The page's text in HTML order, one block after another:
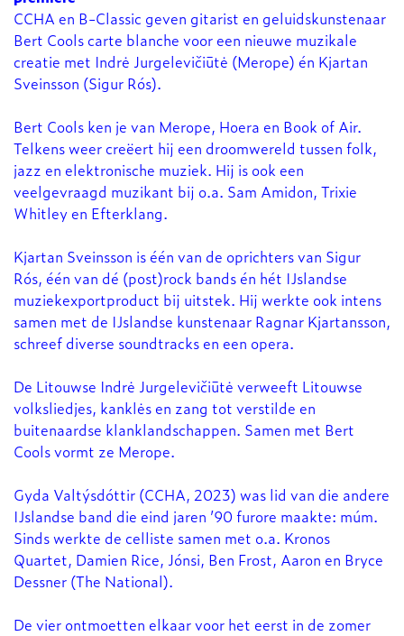
CCHA en B-Classic geven gitarist en geluidskunstenaar
Bert Cools carte blanche voor een nieuwe muzikale
creatie met Indrė Jurgelevičiūtė (Merope) én Kjartan
Sveinsson (Sigur Rós).
Bert Cools ken je van Merope, Hoera en Book of Air.
Telkens weer creëert hij een droomwereld tussen folk,
jazz en elektronische muziek. Hij is ook een
veelgevraagd muzikant bij o.a. Sam Amidon, Trixie
Whitley en Efterklang.
Kjartan Sveinsson is één van de oprichters van Sigur
Rós, één van dé (post)rock bands én hét IJslandse
muziekexportproduct bij uitstek. Hij werkte ook intens
samen met de IJslandse kunstenaar Ragnar Kjartansson,
schreef diverse soundtracks en een opera.
De Litouwse Indrė Jurgelevičiūtė verweeft Litouwse
volksliedjes, kanklės en zang tot verstilde en
buitenaardse klanklandschappen. Samen met Bert
Cools vormt ze Merope.
Gyda Valtýsdóttir (CCHA, 2023) was lid van die andere
IJslandse band die eind jaren ’90 furore maakte: múm.
Sinds werkte de celliste samen met o.a. Kronos
Quartet, Damien Rice, Jónsi, Ben Frost, Aaron en Bryce
Dessner (The National).
De vier ontmoetten elkaar voor het eerst in de zomer
Inzoomen Inzoomen